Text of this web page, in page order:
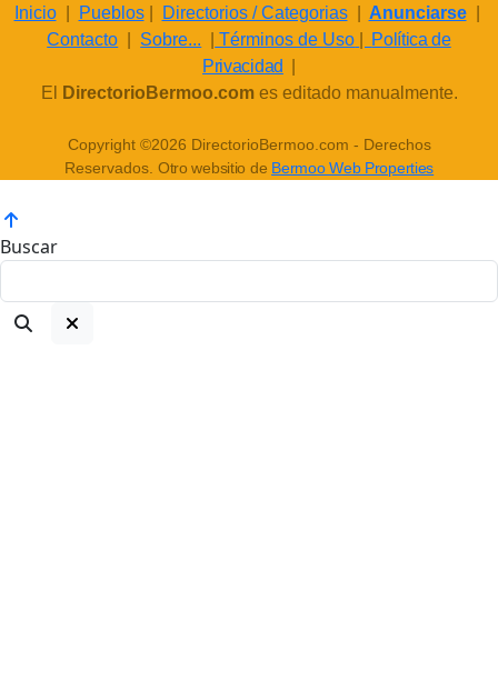
Inicio| Pueblos| Directorios / Categorias| Anunciarse|
Contacto
Sobre... Términos de Uso
Política de
Privacidad
El
DirectorioBermoo.comes editado manualmente.
Copyright ©2026 DirectorioBermoo.com - Derechos
Reservados. Otro websitio de Bermoo Web Properties
Buscar